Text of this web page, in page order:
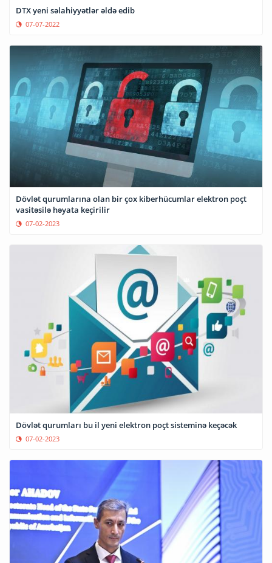
DTX yeni səlahiyyətlər əldə edib
07-07-2022
Dövlət qurumlarına olan bir çox kiberhücumlar elektron poçt
vasitəsilə həyata keçirilir
07-02-2023
Dövlət qurumları bu il yeni elektron poçt sisteminə keçəcək
07-02-2023